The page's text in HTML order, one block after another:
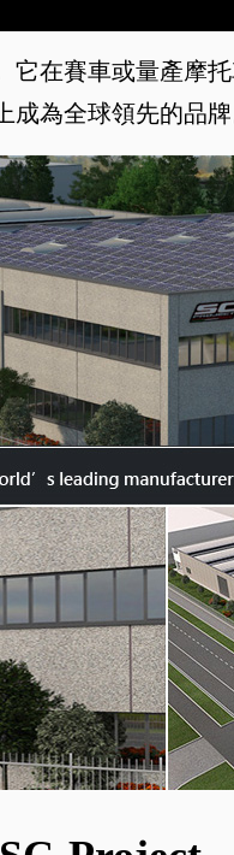
它在賽車或量產摩
成為全球領先的品牌